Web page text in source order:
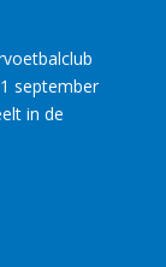
september
in de